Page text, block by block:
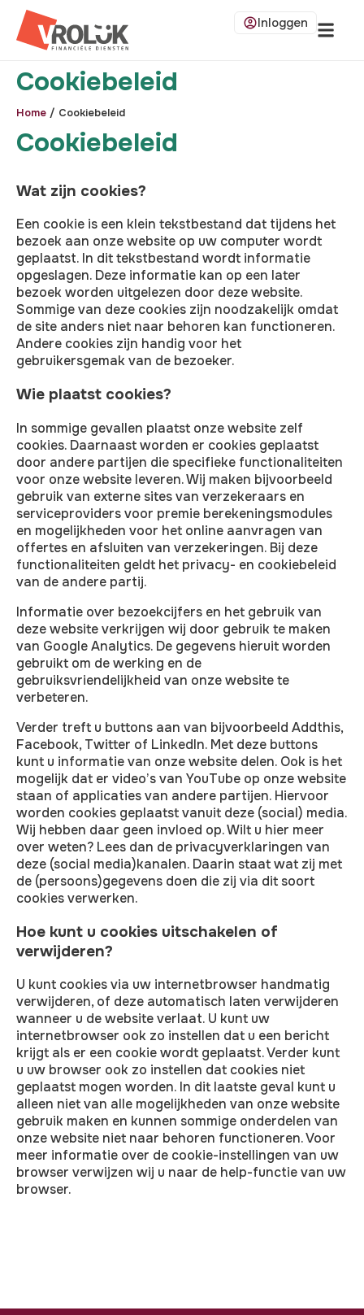
Inloggen
Cookiebeleid
Home / Cookiebeleid
Cookiebeleid
Wat zijn cookies?
Een cookie is een klein tekstbestand dat tijdens het
bezoek aan onze website op uw computer wordt
geplaatst. In dit tekstbestand wordt informatie
opgeslagen. Deze informatie kan op een later
bezoek worden uitgelezen door deze website.
Sommige van deze cookies zijn noodzakelijk omdat
de site anders niet naar behoren kan functioneren.
Andere cookies zijn handig voor het
gebruikersgemak van de bezoeker.
Wie plaatst cookies?
In sommige gevallen plaatst onze website zelf
cookies. Daarnaast worden er cookies geplaatst
door andere partijen die specifieke functionaliteiten
voor onze website leveren. Wij maken bijvoorbeeld
gebruik van externe sites van verzekeraars en
serviceproviders voor premie berekeningsmodules
en mogelijkheden voor het online aanvragen van
offertes en afsluiten van verzekeringen. Bij deze
functionaliteiten geldt het privacy- en cookiebeleid
van de andere partij.
Informatie over bezoekcijfers en het gebruik van
deze website verkrijgen wij door gebruik te maken
van Google Analytics. De gegevens hieruit worden
gebruikt om de werking en de
gebruiksvriendelijkheid van onze website te
verbeteren.
Verder treft u buttons aan van bijvoorbeeld Addthis,
Facebook, Twitter of LinkedIn. Met deze buttons
kunt u informatie van onze website delen. Ook is het
mogelijk dat er video’s van YouTube op onze website
staan of applicaties van andere partijen. Hiervoor
worden cookies geplaatst vanuit deze (social) media.
Wij hebben daar geen invloed op. Wilt u hier meer
over weten? Lees dan de privacyverklaringen van
deze (social media)kanalen. Daarin staat wat zij met
de (persoons)gegevens doen die zij via dit soort
cookies verwerken.
Hoe kunt u cookies uitschakelen of
verwijderen?
U kunt cookies via uw internetbrowser handmatig
verwijderen, of deze automatisch laten verwijderen
wanneer u de website verlaat. U kunt uw
internetbrowser ook zo instellen dat u een bericht
krijgt als er een cookie wordt geplaatst. Verder kunt
u uw browser ook zo instellen dat cookies niet
geplaatst mogen worden. In dit laatste geval kunt u
alleen niet van alle mogelijkheden van onze website
gebruik maken en kunnen sommige onderdelen van
onze website niet naar behoren functioneren. Voor
meer informatie over de cookie-instellingen van uw
browser verwijzen wij u naar de help-functie van uw
browser.